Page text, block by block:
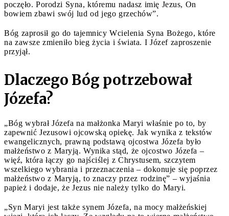
poczęło. Porodzi Syna, któremu nadasz imię Jezus, On
bowiem zbawi swój lud od jego grzechów”.
Bóg zaprosił go do tajemnicy Wcielenia Syna Bożego, które
na zawsze zmieniło bieg życia i świata. I Józef zaproszenie
przyjął.
Dlaczego Bóg potrzebował
Józefa?
„Bóg wybrał Józefa na małżonka Maryi właśnie po to, by
zapewnić Jezusowi ojcowską opiekę. Jak wynika z tekstów
ewangelicznych, prawną podstawą ojcostwa Józefa było
małżeństwo z Maryją. Wynika stąd, że ojcostwo Józefa –
więź, która łączy go najściślej z Chrystusem, szczytem
wszelkiego wybrania i przeznaczenia – dokonuje się poprzez
małżeństwo z Maryją, to znaczy przez rodzinę” – wyjaśnia
papież i dodaje, że Jezus nie należy tylko do Maryi.
„Syn Maryi jest także synem Józefa, na mocy małżeńskiej